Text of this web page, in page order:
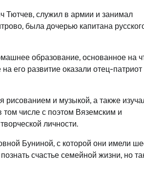
Тютчев, служил в армии и занимал
была дочерью капитана
образование, основанное на
его развитие оказали отец-патриот
рисованием и музыкой, а также
числе с поэтом Вяземским и
личности.
Буниной, с которой они имели
счастье семейной жизни, но